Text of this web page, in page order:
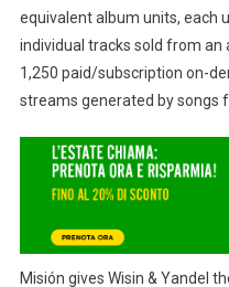
equivalent album units, each
individual tracks sold from an
1,250 paid/subscription on-
streams generated by songs
Misión gives Wisin & Yandel